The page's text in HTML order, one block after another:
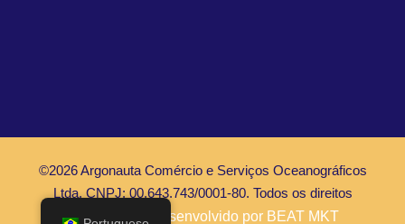
©2026 Argonauta Comércio e Serviços Oceanográficos
Ltda. CNPJ: 00.643.743/0001-80. Todos os direitos
Reservados |
Desenvolvido por BEAT MKT